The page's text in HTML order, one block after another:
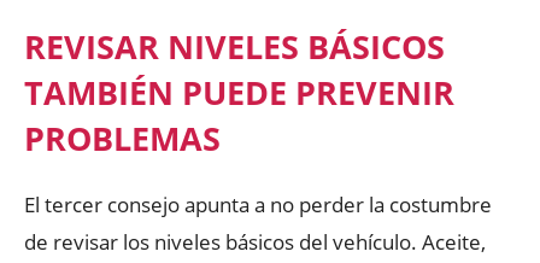
REVISAR NIVELES BÁSICOS
TAMBIÉN PUEDE PREVENIR
PROBLEMAS
El tercer consejo apunta a no perder la costumbre
de revisar los niveles básicos del vehículo. Aceite,